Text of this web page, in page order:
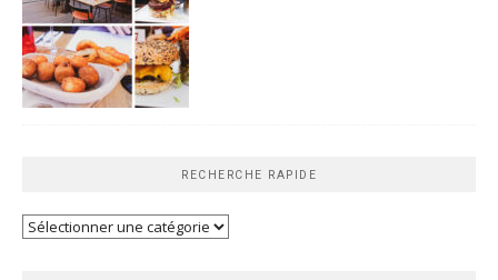
RECHERCHE RAPIDE
Recherche